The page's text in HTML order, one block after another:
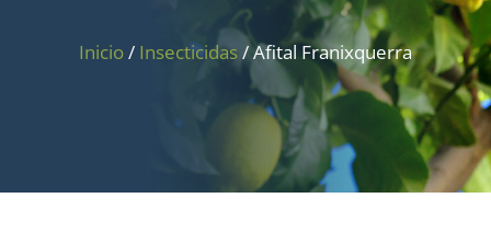
Inicio/ Insecticidas/ Afital Franixquerra